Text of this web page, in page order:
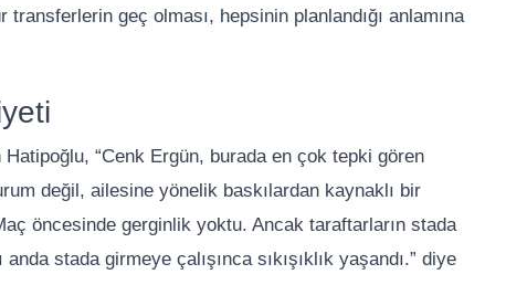
geç olması, hepsinin planlandığı anlamına
“Cenk Ergün, burada en çok tepki gören
değil, ailesine yönelik baskılardan kaynaklı bir
öncesinde gerginlik yoktu. Ancak taraftarların stada
stada girmeye çalışınca sıkışıklık yaşandı.” diye